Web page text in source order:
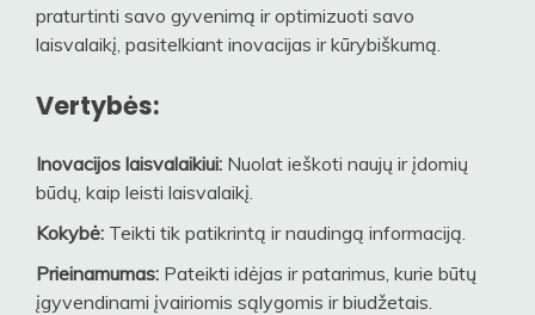
praturtinti savo gyvenimą ir optimizuoti savo
laisvalaikį, pasitelkiant inovacijas ir kūrybiškumą.
Vertybės:
Inovacijos laisvalaikiui: Nuolat ieškoti naujų ir įdomių
būdų, kaip leisti laisvalaikį.
Kokybė: Teikti tik patikrintą ir naudingą informaciją.
Prieinamumas: Pateikti idėjas ir patarimus, kurie būtų
įgyvendinami įvairiomis sąlygomis ir biudžetais.